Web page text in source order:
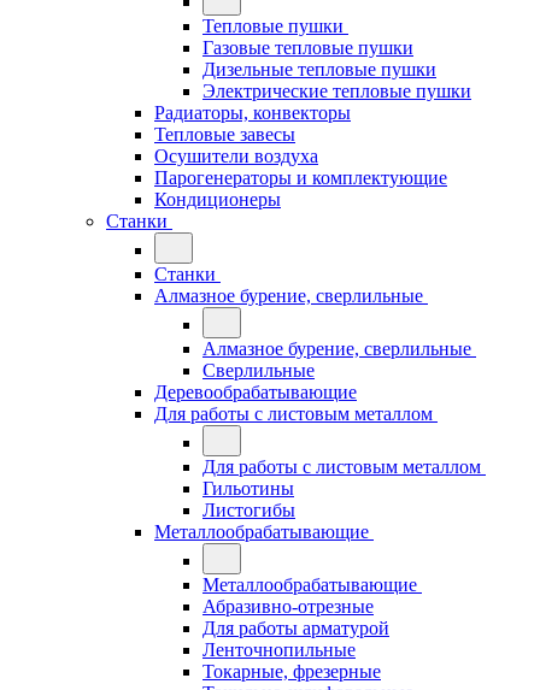
Тепловые пушки
Газовые тепловые пушки
Дизельные тепловые пушки
Электрические тепловые пушки
Радиаторы, конвекторы
Тепловые завесы
Осушители воздуха
Парогенераторы и комплектующие
Кондиционеры
Станки
Станки
Алмазное бурение, сверлильные
Алмазное бурение, сверлильные
Сверлильные
Деревообрабатывающие
Для работы с листовым металлом
Для работы с листовым металлом
Гильотины
Листогибы
Металлообрабатывающие
Металлообрабатывающие
Абразивно-отрезные
Для работы арматурой
Ленточнопильные
Токарные, фрезерные